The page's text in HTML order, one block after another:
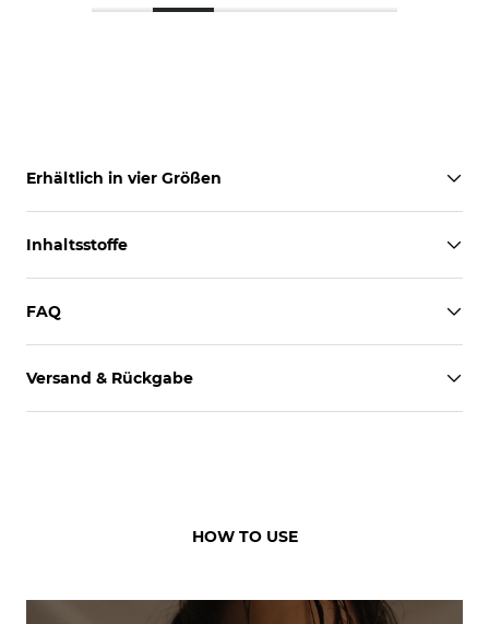
Erhältlich in vier Größen
Inhaltsstoffe
FAQ
Versand & Rückgabe
HOW TO USE